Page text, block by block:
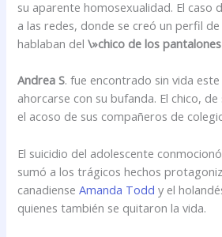
su aparente homosexualidad. El caso
a las redes, donde se creó un perfil
hablaban del \»chico de los
Andrea S. fue encontrado sin vida
ahorcarse con su bufanda. El chico,
el acoso de sus compañeros de
El suicidio del adolescente
sumó a los trágicos hechos
canadienseAmanda Todd y el
quienes también se quitaron la vida.